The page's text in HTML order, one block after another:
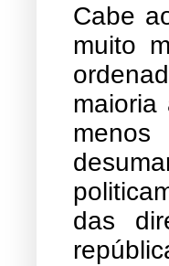
Cabe
muito
maioria
das